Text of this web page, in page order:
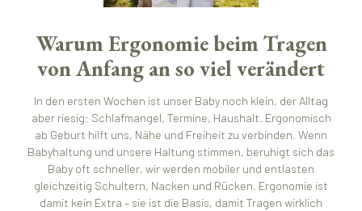
Warum Ergonomie beim Tragen
von Anfang an so viel verändert
In den ersten Wochen ist unser Baby noch klein, der Alltag
aber riesig: Schlafmangel, Termine, Haushalt. Ergonomisch
ab Geburt hilft uns, Nähe und Freiheit zu verbinden. Wenn
Babyhaltung und unsere Haltung stimmen, beruhigt sich das
Baby oft schneller, wir werden mobiler und entlasten
gleichzeitig Schultern, Nacken und Rücken. Ergonomie ist
damit kein Extra – sie ist die Basis, damit Tragen wirklich